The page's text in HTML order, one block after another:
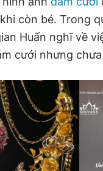
còn bé. Trong
Huấn nghĩ về
cưới nhưng